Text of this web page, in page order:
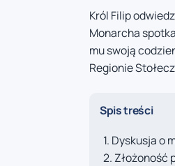
Król Filip
Monarcha
mu swoją
Regionie
Spis treści
Dyskusja o
Złożoność